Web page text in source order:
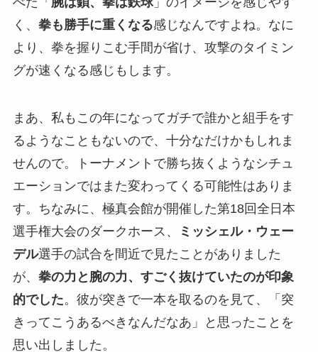
く、 拳も勝手に重くなる感じなんですよね。なに
より、拳を握りこむ手間が省け、攻撃のタイミン
グが速くなる感じもします。
まあ、私もこの年になってガチで誰かと組手をす
るようなこともないので、十分なだけかもしれま
せんので。トーナメントで勝ち抜くようなシチュ
エーションではまた変わってくる可能性はありま
す。ちなみに、極真会館が開催した第18回全日本
選手権大会のダークホース、
ミッシェル・ウェー
デル選手の試合を間近で見たことがありました
が、 拳の力と腕の力、すごく抜けていたのが印象
的でした。彼が突きで一本を取るのを見て、「突
きってこうあるべきなんだなあ」と思ったことを
思い出しました。